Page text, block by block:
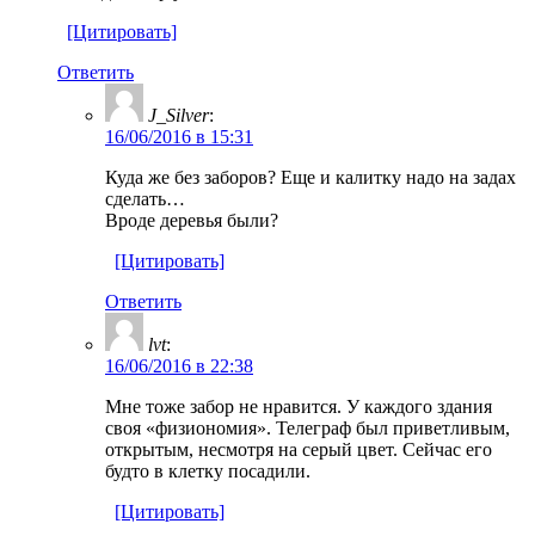
[Цитировать]
Ответить
J_Silver:
16/06/2016 в 15:31
Куда же без заборов? Еще и калитку надо на задах
сделать…
Вроде деревья были?
[Цитировать]
Ответить
lvt:
16/06/2016 в 22:38
Мне тоже забор не нравится. У каждого здания
своя «физиономия». Телеграф был приветливым,
открытым, несмотря на серый цвет. Сейчас его
будто в клетку посадили.
[Цитировать]